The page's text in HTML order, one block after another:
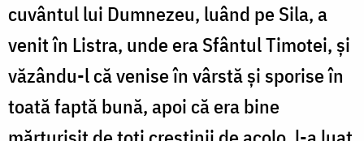
cuvântul lui Dumnezeu, luând pe Sila, a
venit în Listra, unde era Sfântul Timotei, și
văzându-l că venise în vârstă și sporise în
toată faptă bună, apoi că era bine